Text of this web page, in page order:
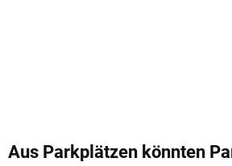
Aus Parkplätzen könnten